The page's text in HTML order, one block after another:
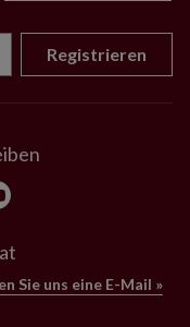
Registrieren
Sie uns eine E-Mail »